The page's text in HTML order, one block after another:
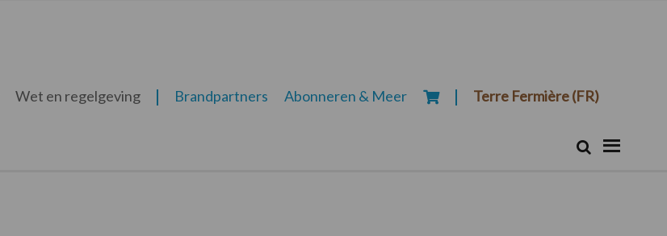
Wet en regelgeving Brandpartners Abonneren & Meer Terre Fermière (FR)
Zoek